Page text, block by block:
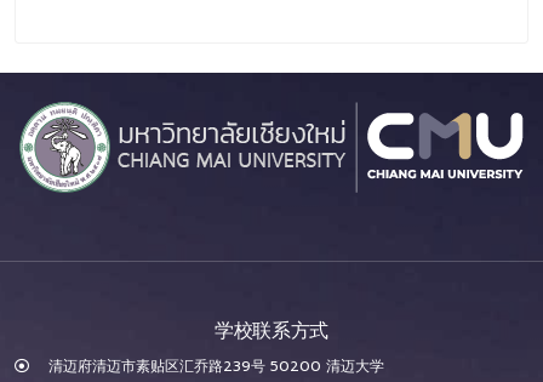
学校联系方式
清迈府清迈市素贴区汇乔路239号 50200 清迈大学